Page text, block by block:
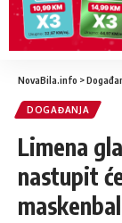
NovaBila.info >
DOGAĐANJA
Limena
nastupit